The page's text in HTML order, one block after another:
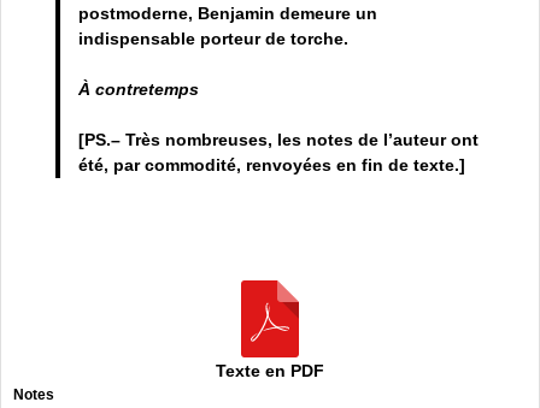
postmoderne, Benjamin demeure un
indispensable porteur de torche.
À contretemps
[PS.– Très nombreuses, les notes de l’auteur ont
été, par commodité, renvoyées en fin de texte.]
Texte en PDF
Notes